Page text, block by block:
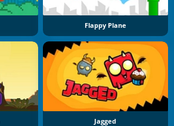
Flappy Plane
Jagged